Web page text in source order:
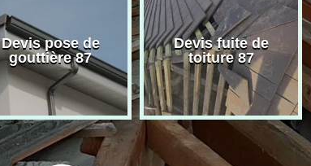
Devis pose de
gouttière 87
Devis fuite de
toiture 87